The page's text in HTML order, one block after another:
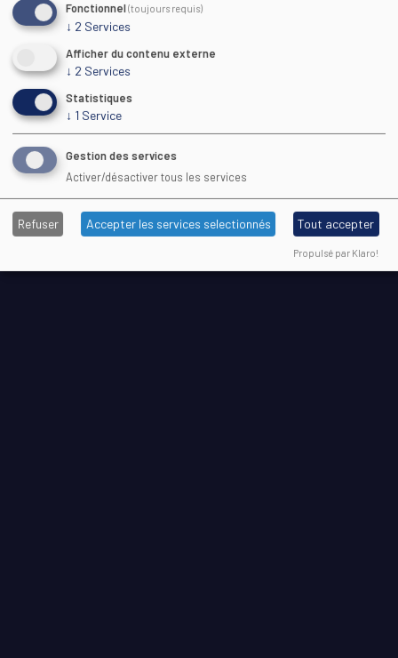
Fonctionnel(toujours requis)
↓ 2 Services
Afficher du contenu externe
↓ 2 Services
Statistiques
↓ 1 Service
Gestion des services
Activer/désactiver tous les services
Refuser Accepter les services selectionnés Tout accepter
Propulsé par Klaro!